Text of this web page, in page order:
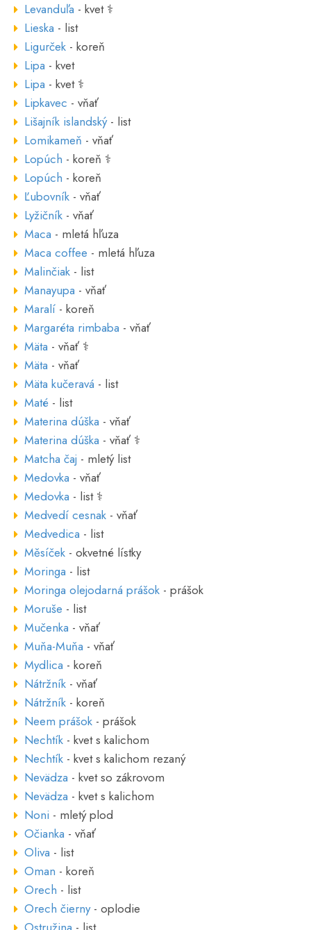
Levanduľa - kvet ⚕
Lieska - list
Ligurček - koreň
Lipa - kvet
Lipa - kvet ⚕
Lipkavec - vňať
Lišajník islandský- list
Lomikameň - vňať
Lopúch - koreň ⚕
Lopúch - koreň
Ľubovník - vňať
Lyžičník - vňať
Maca - mletá hľuza
Maca coffee - mletá hľuza
Malinčiak - list
Manayupa - vňať
Maralí - koreň
Margaréta rimbaba - vňať
Mäta - vňať ⚕
Mäta - vňať
Mäta kučeravá - list
Maté - list
Materina dúška - vňať
Materina dúška - vňať ⚕
Matcha čaj - mletý list
Medovka - vňať
Medovka - list ⚕
Medvedí cesnak - vňať
Medvedica - list
Měsíček - okvetné lístky
Moringa - list
Moringa olejodarná prášok - prášok
Moruše - list
Mučenka - vňať
Muňa-Muňa - vňať
Mydlica - koreň
Nátržník - vňať
Nátržník - koreň
Neem prášok - prášok
Nechtík - kvet s kalichom
Nechtík - kvet s kalichom rezaný
Nevädza - kvet so zákrovom
Nevädza - kvet s kalichom
Noni - mletý plod
Očianka - vňať
Oliva - list
Oman - koreň
Orech - list
Orech čierny- oplodie